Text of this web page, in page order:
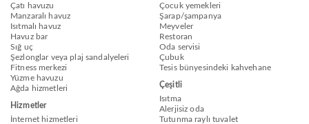
Çatı havuzu
Manzaralı havuz
Isıtmalı havuz
Havuz bar
Sığ uç
Şezlonglar veya plaj sandalyeleri
Fitness merkezi
Yüzme havuzu
Ağda hizmetleri
Hizmetler
İnternet hizmetleri
Çocuk yemekleri
Şarap/şampanya
Meyveler
Restoran
Oda servisi
Çubuk
Tesis bünyesindeki kahvehane
Çeşitli
Isıtma
Alerjisiz oda
Tutunma raylı tuvalet